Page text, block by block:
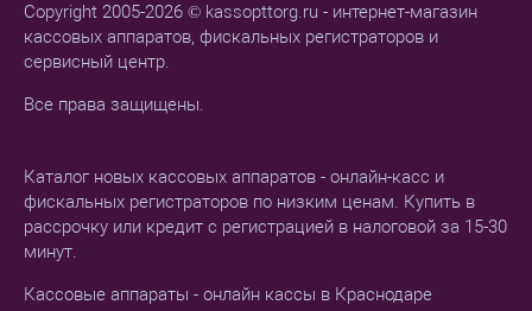
Copyright 2005-2026 © kassopttorg.ru - интернет-магазин
кассовых аппаратов, фискальных регистраторов и
сервисный центр.
Все права защищены.
Каталог новых кассовых аппаратов - онлайн-касс и
фискальных регистраторов по низким ценам. Купить в
рассрочку или кредит с регистрацией в налоговой за 15-30
минут.
Кассовые аппараты - онлайн кассы в Краснодаре